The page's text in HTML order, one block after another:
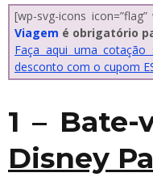
[wp-svg-icons icon=”flag”
Viagem é obrigatório
Faça aqui uma
desconto com o cupom
1 – Bate-
Disney